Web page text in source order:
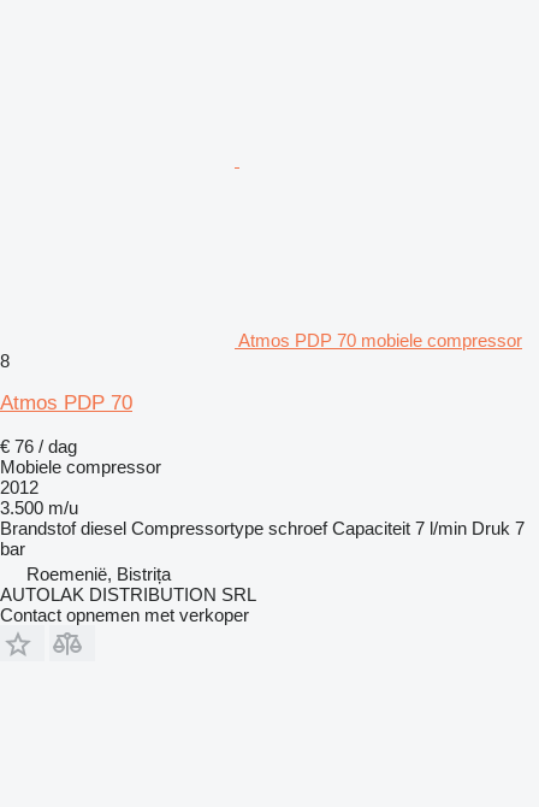
Atmos PDP 70 mobiele compressor
8
Atmos PDP 70
€ 76 / dag
Mobiele compressor
2012
3.500 m/u
Brandstof diesel Compressortype schroef Capaciteit 7 l/min Druk 7
bar
Roemenië, Bistrița
AUTOLAK DISTRIBUTION SRL
Contact opnemen met verkoper